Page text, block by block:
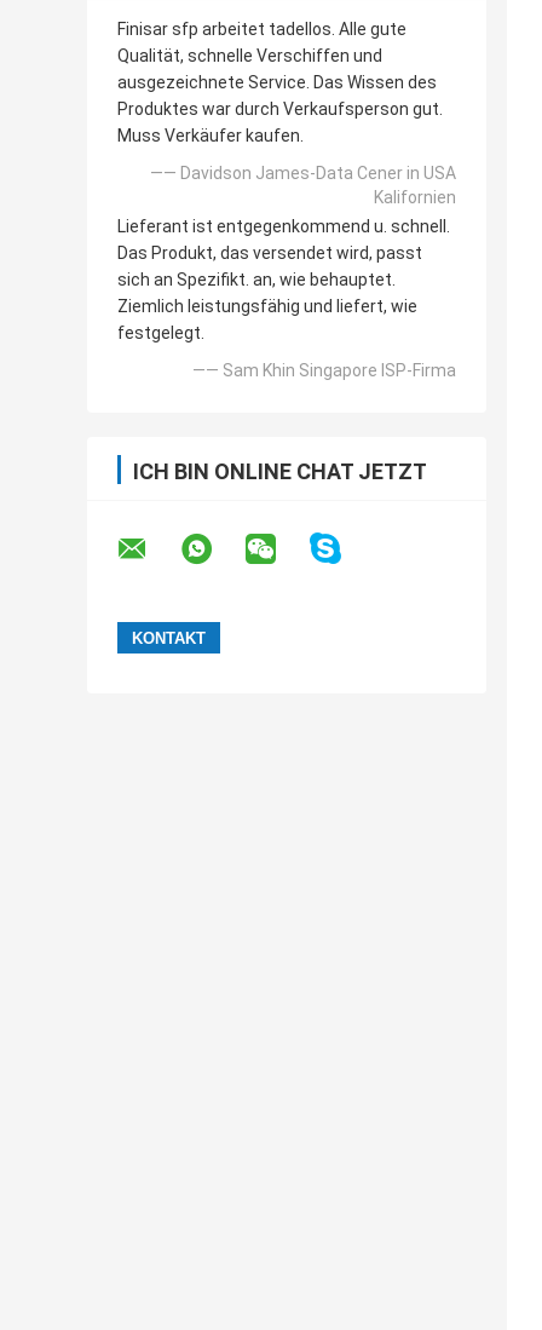
Finisar sfp arbeitet tadellos. Alle gute
Qualität, schnelle Verschiffen und
ausgezeichnete Service. Das Wissen des
Produktes war durch Verkaufsperson gut.
Muss Verkäufer kaufen.
—— Davidson James-Data Cener in USA
Kalifornien
Lieferant ist entgegenkommend u. schnell.
Das Produkt, das versendet wird, passt
sich an Spezifikt. an, wie behauptet.
Ziemlich leistungsfähig und liefert, wie
festgelegt.
—— Sam Khin Singapore ISP-Firma
ICH BIN ONLINE CHAT JETZT